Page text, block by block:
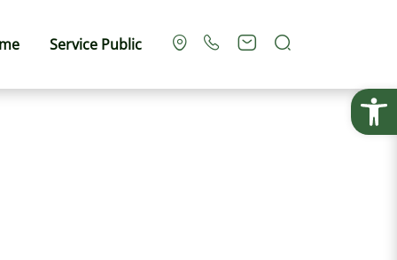
Ouvrir
Service Public